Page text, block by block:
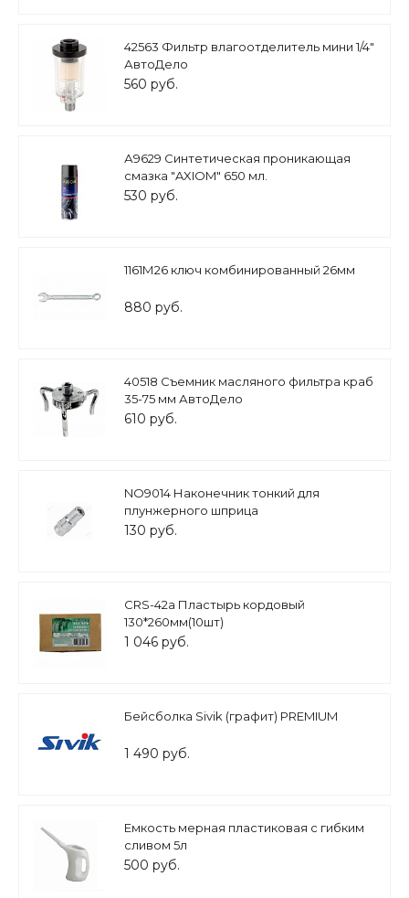
42563 Фильтр влагоотделитель мини 1/4"
АвтоДело
560 руб.
А9629 Синтетическая проникающая
смазка "AXIOM" 650 мл.
530 руб.
1161М26 ключ комбинированный 26мм
880 руб.
40518 Съемник масляного фильтра краб
35-75 мм АвтоДело
610 руб.
NO9014 Наконечник тонкий для
плунжерного шприца
130 руб.
CRS-42а Пластырь кордовый
130*260мм(10шт)
1 046 руб.
Бейсболка Sivik (графит) PREMIUM
1 490 руб.
Емкость мерная пластиковая с гибким
сливом 5л
500 руб.